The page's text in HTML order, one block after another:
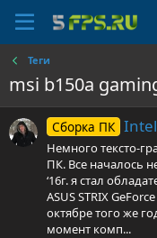
Теги
msi b150a
Сборка ПК
Немного тексто-
ПК. Все началось
‘16г. я стал
ASUS STRIX
октябре того же
момент комп...